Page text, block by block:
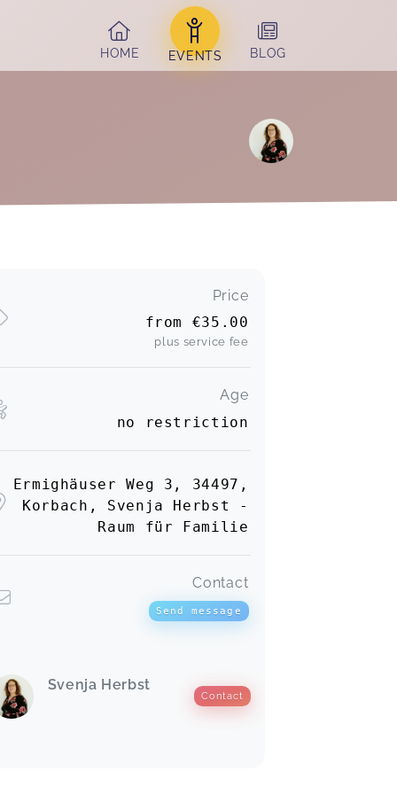
HOME EVENTS BLOG
Price
from €35.00
plus service fee
Age
no restriction
Ermighäuser Weg 3, 34497,
Korbach, Svenja Herbst -
Raum für Familie
Contact
Send message
Svenja Herbst
Contact